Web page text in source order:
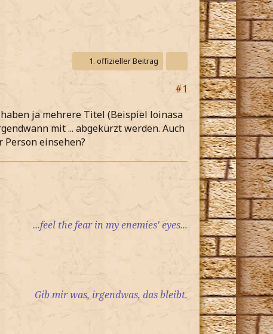
1. offizieller Beitrag
#1
ja mehrere Titel (Beispiel loinasa
mit ... abgekürzt werden. Auch
einsehen?
...feel the fear in my enemies' eyes...
Gib mir was, irgendwas, das bleibt.